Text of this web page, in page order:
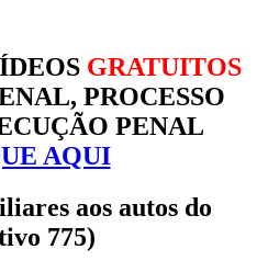
GRATUITOS
PROCESSO
PENAL
AQUI
aos autos do
775)